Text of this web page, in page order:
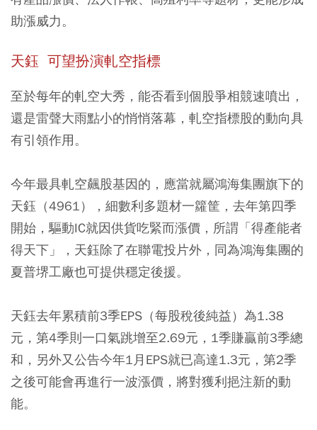
助漲威力。
天鈺 可望扮演軋空指標
至於每年的軋空大秀，能否看到個股爭相競速噴出，
還是雷聲大雨點小的悄悄落幕，軋空指標股的動向具
有引領作用。
今年最具軋空飆股基因的，應當就屬鴻海集團旗下的
天鈺（4961），細數利多題材一籮筐，去年第四季
開始，驅動IC就因供貨吃緊而漲價，所謂「得產能者
得天下」，天鈺除了在聯電投片外，同為鴻海集團的
夏普堺工廠也可提供穩定後援。
天鈺去年累積前3季EPS（每股稅後純益）為1.38
元，第4季則一口氣跳增至2.69元，1季賺贏前3季總
和，另外又公告今年1月EPS就已高達1.3元，第2季
之後可能會再進行一波漲價，將對獲利挹注新的動
能。